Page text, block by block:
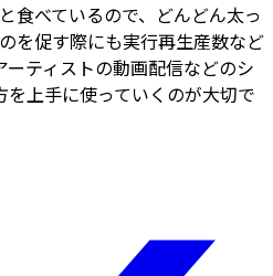
食べているので、どんどん太っ
を促す際にも実行再生産数など
ティストの動画配信などのシ
上手に使っていくのが大切で